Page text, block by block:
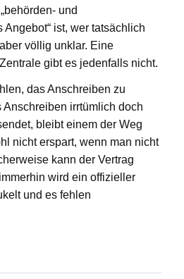
und
ist, wer tatsächlich
völlig unklar. Eine
gibt es jedenfalls nicht.
das Anschreiben zu
irrtümlich doch
bleibt einem der Weg
nicht erspart, wenn man nicht
kann der Vertrag
wird ein offizieller
und es fehlen